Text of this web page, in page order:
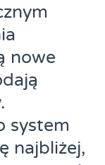
nowe
system
najbliżej,